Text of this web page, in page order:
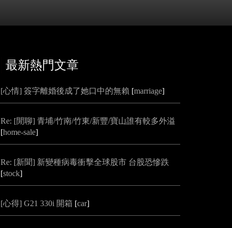
最新熱門文章
[心情] 簽字離婚後成了她口中的無賴 [marriage]
Re: [閒聊] 青埔/竹南/竹東/新豐/寶山誰有較多外溢
[home-sale]
Re: [新聞] 新變種病毒衝擊全球股市 台股恐慘跌
[stock]
[心得] G21 330i 開箱 [car]